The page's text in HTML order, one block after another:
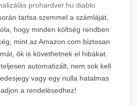
prohardver.hu diablo
tartsa szemmel a számláját,
hogy minden költség rendben
mint az Amazon.com biztosan
ők is követhetnek el hibákat.
automatizált, nem sok kell
vagy egy nulla hatalmas
a rendelésedhez!